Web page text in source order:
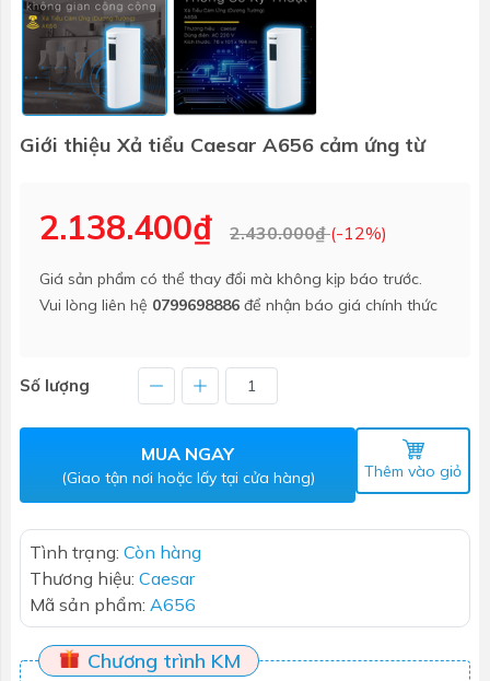
Giới thiệu Xả tiểu Caesar A656 cảm ứng từ
2.138.400₫ 2.430.000₫(-12%)
Giá sản phẩm có thể thay đổi mà không kịp báo trước.
Vui lòng liên hệ 0799698886 để nhận báo giá chính thức
Số lượng
MUA NGAY
(Giao tận nơi hoặc lấy tại cửa hàng) Thêm vào giỏ
Tình trạng: Còn hàng
Thương hiệu: Caesar
Mã sản phẩm: A656
Chương trình KM